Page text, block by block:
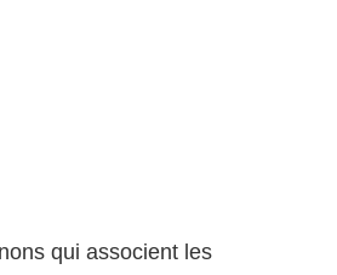
qui associent les